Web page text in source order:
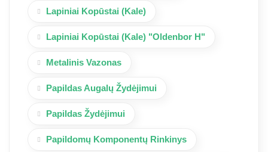
Lapiniai Kopūstai (Kale)
Lapiniai Kopūstai (Kale) "Oldenbor H"
Metalinis Vazonas
Papildas Augalų Žydėjimui
Papildas Žydėjimui
Papildomų Komponentų Rinkinys